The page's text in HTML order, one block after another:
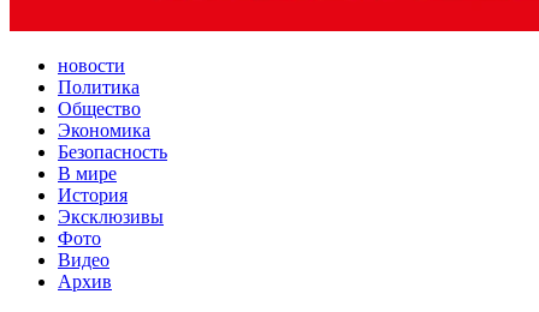
новости
Политика
Общество
Экономика
Безопасность
В мире
История
Эксклюзивы
Фото
Видео
Архив